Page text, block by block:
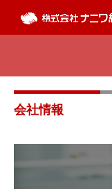
会社情報